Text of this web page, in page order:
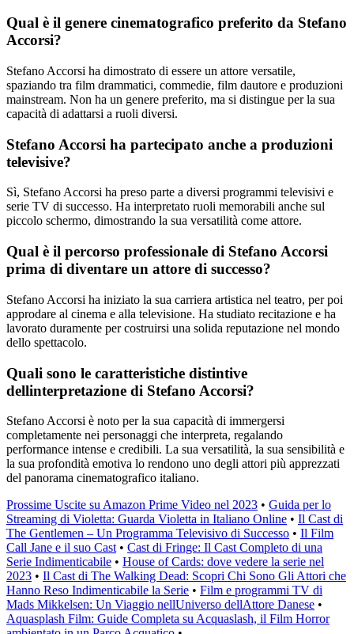
Qual è il genere cinematografico preferito da Stefano
Accorsi?
Stefano Accorsi ha dimostrato di essere un attore versatile,
spaziando tra film drammatici, commedie, film dautore e produzioni
mainstream. Non ha un genere preferito, ma si distingue per la sua
capacità di adattarsi a ruoli diversi.
Stefano Accorsi ha partecipato anche a produzioni
televisive?
Sì, Stefano Accorsi ha preso parte a diversi programmi televisivi e
serie TV di successo. Ha interpretato ruoli memorabili anche sul
piccolo schermo, dimostrando la sua versatilità come attore.
Qual è il percorso professionale di Stefano Accorsi
prima di diventare un attore di successo?
Stefano Accorsi ha iniziato la sua carriera artistica nel teatro, per poi
approdare al cinema e alla televisione. Ha studiato recitazione e ha
lavorato duramente per costruirsi una solida reputazione nel mondo
dello spettacolo.
Quali sono le caratteristiche distintive
dellinterpretazione di Stefano Accorsi?
Stefano Accorsi è noto per la sua capacità di immergersi
completamente nei personaggi che interpreta, regalando
performance intense e credibili. La sua versatilità, la sua sensibilità e
la sua profondità emotiva lo rendono uno degli attori più apprezzati
del panorama cinematografico italiano.
Prossime Uscite su Amazon Prime Video nel 2023 • Guida per lo
Streaming di Violetta: Guarda Violetta in Italiano Online • Il Cast di
The Gentlemen – Un Programma Televisivo di Successo • Il Film
Call Jane e il suo Cast • Cast di Fringe: Il Cast Completo di una
Serie Indimenticabile • House of Cards: dove vedere la serie nel
2023 • Il Cast di The Walking Dead: Scopri Chi Sono Gli Attori che
Hanno Reso Indimenticabile la Serie • Film e programmi TV di
Mads Mikkelsen: Un Viaggio nellUniverso dellAttore Danese •
Aquasplash Film: Guide Completa su Acquaslash, il Film Horror